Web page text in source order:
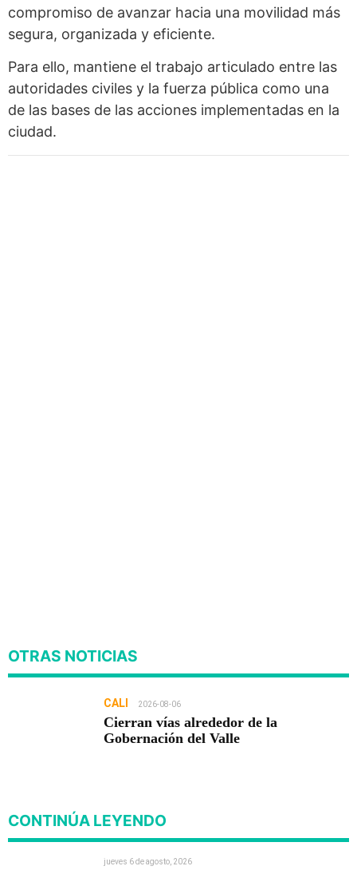
compromiso de avanzar hacia una movilidad más
segura, organizada y eficiente.
Para ello, mantiene el trabajo articulado entre las
autoridades civiles y la fuerza pública como una
de las bases de las acciones implementadas en la
ciudad.
OTRAS NOTICIAS
CALI 2026-08-06
Cierran vías alrededor de la
Gobernación del Valle
CONTINÚA LEYENDO
jueves 6 de agosto, 2026